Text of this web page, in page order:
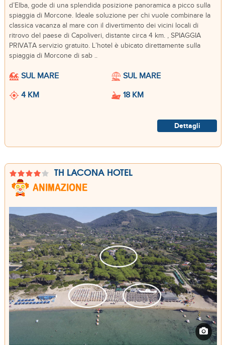
d’Elba, gode di una splendida posizione panoramica a picco sulla
spiaggia di Morcone. Ideale soluzione per chi vuole combinare la
classica vacanza al mare con il divertimento dei vicini locali di
ritrovo del paese di Capoliveri, distante circa 4 km. , SPIAGGIA
PRIVATA servizio gratuito. L’hotel è ubicato direttamente sulla
spiaggia di Morcone di sab ..
SUL MARE
SUL MARE
4 KM
18 KM
Dettagli
TH LACONA HOTEL